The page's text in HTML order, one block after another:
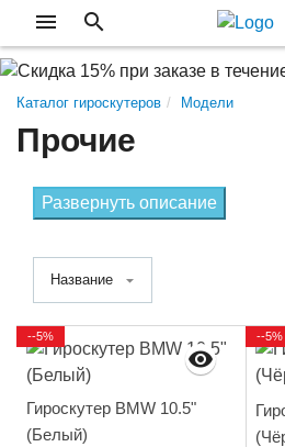
Каталог гироскутеров Модели
Прочие
Развернуть описание
Название
Гироскутер BMW 10.5"
(Белый)
--5% --5%